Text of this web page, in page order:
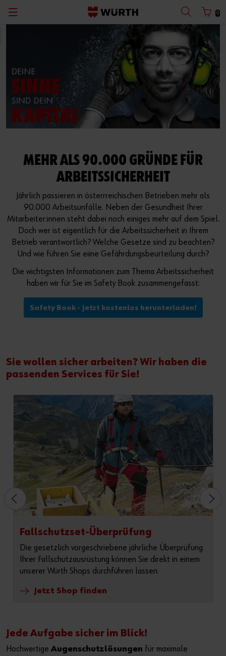
0
MEHR ALS 90.000 GRÜNDE FÜR
ARBEITSSICHERHEIT
Jährlich passieren in österrreichischen Betrieben mehr als
90.000 Arbeitsunfälle. Neben der Gesundheit Ihrer
Mitarbeiter:innen steht dabei noch einiges mehr auf dem Spiel.
Doch wer ist eigentlich für die Arbeitssicherheit in Ihrem
Betrieb verantwortlich? Welche Gesetze sind zu beachten?
Und wie führen Sie eiine Gefährdungsbeurteilung durch?
Die wichtigsten Informationen zum Thema Arbeitssicherheit
haben wir für Sie im Safety Book zusammengefasst:
Safety Book - jetzt kostenlos herunterladen!
Sie wollen sicher arbeiten? Wir haben die
passenden Services für Sie!
Fallschutzset-Überprüfung
Die gesetzlich vorgeschriebene jährliche Überprüfung
Ihrer Fallschutzausrüstung können Sie direkt in einem
unserer Würth Shops durchführen lassen.
Jetzt Shop finden
Jede Aufgabe sicher im Blick!
Hochwertige Augenschutzlösungen für maximale